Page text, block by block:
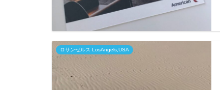
ロサンゼルス LosAngels,USA